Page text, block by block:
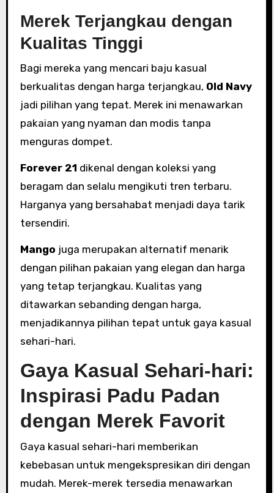
Merek Terjangkau dengan
Kualitas Tinggi
Bagi mereka yang mencari baju kasual
berkualitas dengan harga terjangkau, Old Navy
jadi pilihan yang tepat. Merek ini menawarkan
pakaian yang nyaman dan modis tanpa
menguras dompet.
Forever 21 dikenal dengan koleksi yang
beragam dan selalu mengikuti tren terbaru.
Harganya yang bersahabat menjadi daya tarik
tersendiri.
Mango juga merupakan alternatif menarik
dengan pilihan pakaian yang elegan dan harga
yang tetap terjangkau. Kualitas yang
ditawarkan sebanding dengan harga,
menjadikannya pilihan tepat untuk gaya kasual
sehari-hari.
Gaya Kasual Sehari-hari:
Inspirasi Padu Padan
dengan Merek Favorit
Gaya kasual sehari-hari memberikan
kebebasan untuk mengekspresikan diri dengan
mudah. Merek-merek tersedia menawarkan